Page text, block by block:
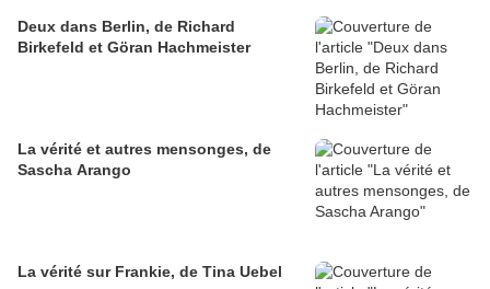
Deux dans Berlin, de Richard
Birkefeld et Göran Hachmeister
La vérité et autres mensonges, de
Sascha Arango
La vérité sur Frankie, de Tina Uebel